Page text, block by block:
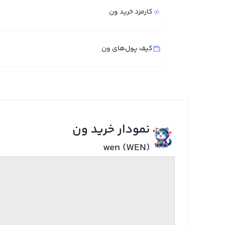
کارمزد خرید ون
کیف پول‌های ون
نمودار خرید ون
wen (WEN)